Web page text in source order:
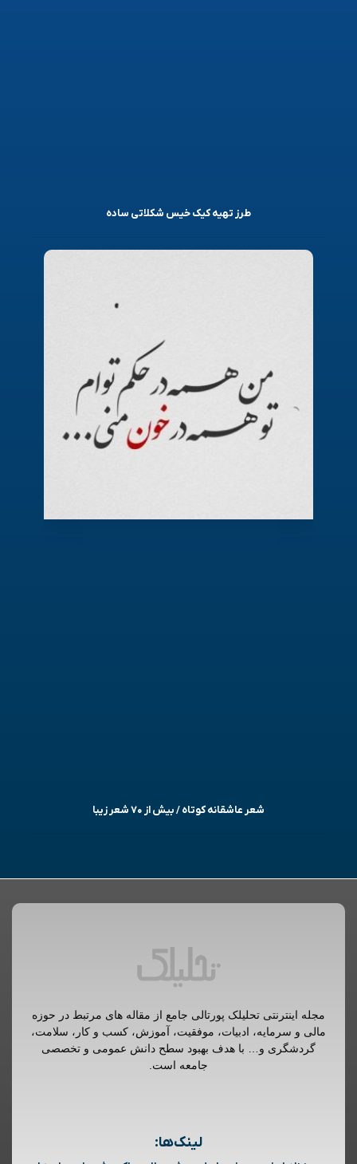
طرز تهیه کیک خیس شکلاتی ساده
شعر عاشقانه کوتاه / بیش از ۷۰ شعر زیبا
مجله اینترنتی تحلیلک پورتالی جامع از مقاله های مرتبط در حوزه
مالی و سرمایه، ادبیات، موفقیت، آموزش، کسب و کار، سلامت،
گردشگری و… با هدف بهبود سطح دانش عمومی و تخصصی
جامعه است.
لینک‌ها: